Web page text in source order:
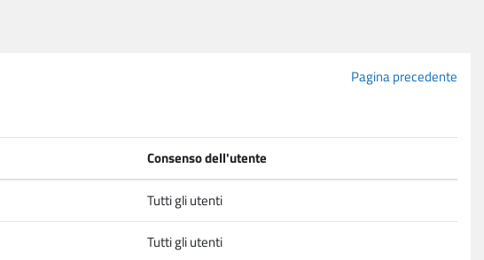
Pagina precedente
Consenso dell'utente
Tutti gli utenti
Tutti gli utenti